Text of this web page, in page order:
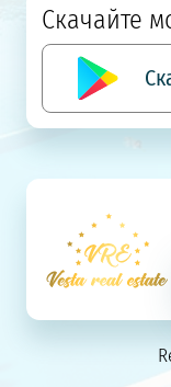
Скачайте